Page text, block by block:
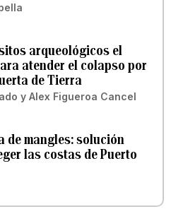
arqueológicos el
atender el colapso por
de Tierra
y Alex Figueroa Cancel
de mangles: solución
las costas de Puerto